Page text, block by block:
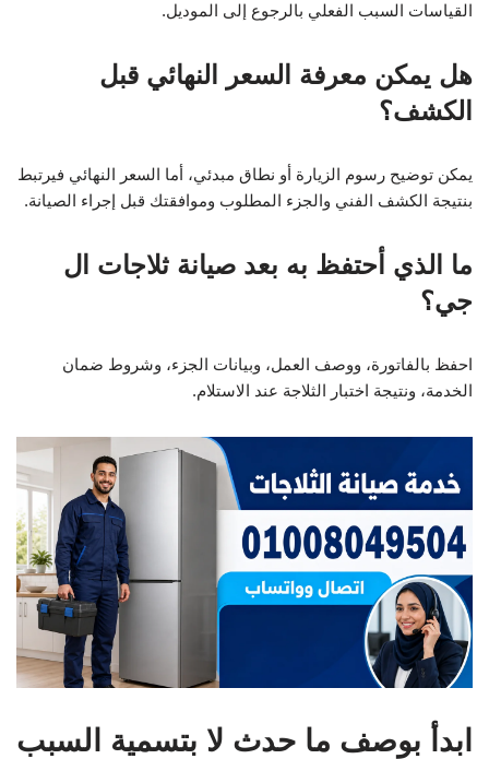
القياسات السبب الفعلي بالرجوع إلى الموديل.
هل يمكن معرفة السعر النهائي قبل
الكشف؟
يمكن توضيح رسوم الزيارة أو نطاق مبدئي، أما السعر النهائي فيرتبط
بنتيجة الكشف الفني والجزء المطلوب وموافقتك قبل إجراء الصيانة.
ما الذي أحتفظ به بعد صيانة ثلاجات ال
جي؟
احفظ بالفاتورة، ووصف العمل، وبيانات الجزء، وشروط ضمان
الخدمة، ونتيجة اختبار الثلاجة عند الاستلام.
ابدأ بوصف ما حدث لا بتسمية السبب